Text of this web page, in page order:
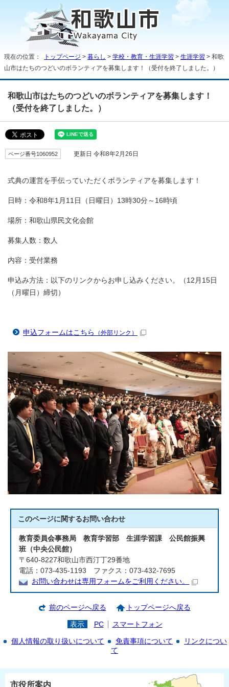
現在の位置： トップページ > 暮らし > 学校・教育・生涯学習 > 生涯学習 > 和歌
山市はたちのつどいのボランティアを募集します！（受付を終了しました。）
和歌山市はたちのつどいのボランティアを募集します！
（受付を終了しました。）
ページ番号1060952 更新日 令和8年2月26日
式典の運営を手伝っていただくボランティアを募集します！
日時：令和8年1月11日（日曜日）13時30分～16時頃
場所：和歌山県民文化会館
募集人数：数人
内容：受付業務
申込み方法：以下のリンクからお申し込みください。（12月15日
（月曜日）締切）
申込フォームはこちら （外部リンク）
このページに関するお問い合わせ
教育委員会事務局 教育学習部 生涯学習課 公民館振興
班（中央公民館）
〒640-8227和歌山市西汀丁29番地
電話：073-435-1193 ファクス：073-432-7695
お問い合わせは専用フォームをご利用ください。
前のページへ戻る トップページへ戻る
表示 PC スマートフォン
個人情報の取り扱いについて 免責事項について
リンクについ
て
市役所案内